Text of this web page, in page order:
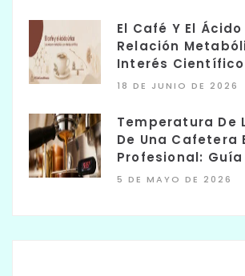
El Café Y El
Relación
Interés Científico
18 DE JUNIO DE 2026
Temperatura De
De Una Cafetera
Profesional:
5 DE MAYO DE 2026